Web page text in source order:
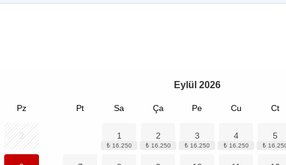
Pz
2
Eylül 2026
Pt Sa Ça Pe Cu Ct
1 2 3 4 5